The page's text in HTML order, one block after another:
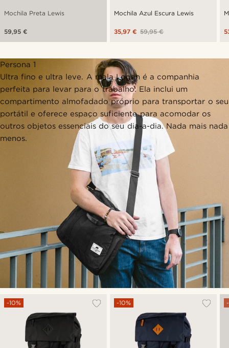
Mochila Preta Lewis
59,95 €
Mochila Azul Escura Lewis
59,95 €
35,97 €
Persona 1
Ultra fino e ultra leve. A mala Logan é a companhia
perfeita para levar para o trabalho. Ela inclui um
compartimento almofadado próprio para transportar o seu
portátil e oferece espaço suficiente para acomodar os
outros objetos essenciais do seu dia-a-dia. Nada mais nada
menos.
-10% -10%